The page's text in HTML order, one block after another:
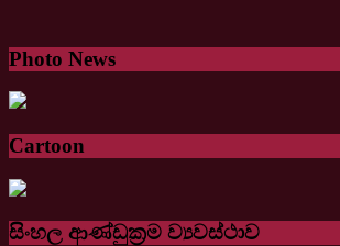
Photo News
Cartoon
සිංහල ආණ්ඩුක්‍රම ව්‍යවස්ථාව